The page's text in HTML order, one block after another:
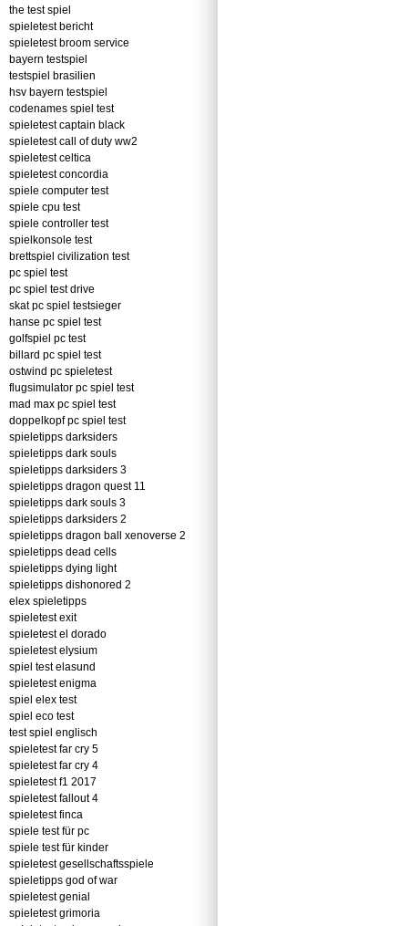
the test spiel
spieletest bericht
spieletest broom service
bayern testspiel
testspiel brasilien
hsv bayern testspiel
codenames spiel test
spieletest captain black
spieletest call of duty ww2
spieletest celtica
spieletest concordia
spiele computer test
spiele cpu test
spiele controller test
spielkonsole test
brettspiel civilization test
pc spiel test
pc spiel test drive
skat pc spiel testsieger
hanse pc spiel test
golfspiel pc test
billard pc spiel test
ostwind pc spieletest
flugsimulator pc spiel test
mad max pc spiel test
doppelkopf pc spiel test
spieletipps darksiders
spieletipps dark souls
spieletipps darksiders 3
spieletipps dragon quest 11
spieletipps dark souls 3
spieletipps darksiders 2
spieletipps dragon ball xenoverse 2
spieletipps dead cells
spieletipps dying light
spieletipps dishonored 2
elex spieletipps
spieletest exit
spieletest el dorado
spieletest elysium
spiel test elasund
spieletest enigma
spiel elex test
spiel eco test
test spiel englisch
spieletest far cry 5
spieletest far cry 4
spieletest f1 2017
spieletest fallout 4
spieletest finca
spiele test für pc
spiele test für kinder
spieletest gesellschaftsspiele
spieletipps god of war
spieletest genial
spieletest grimoria